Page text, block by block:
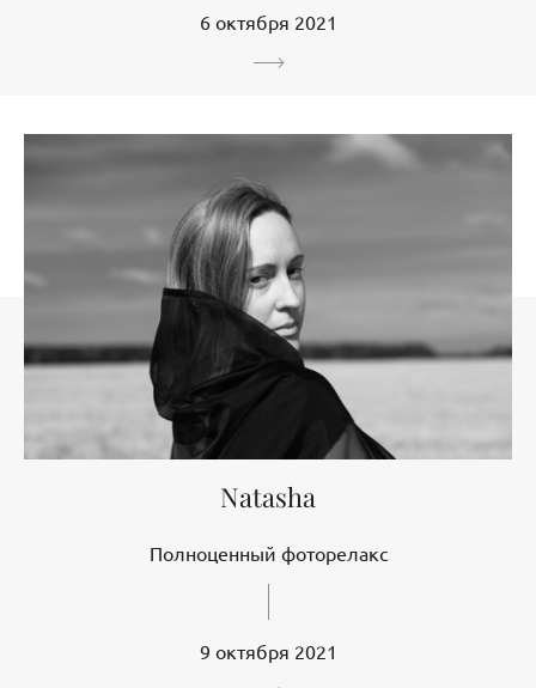
6 октября 2021
Natasha
Полноценный фоторелакс
9 октября 2021